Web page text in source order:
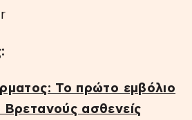
Το πρώτο εμβόλιο
ασθενείς